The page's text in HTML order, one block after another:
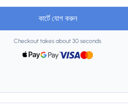
কার্টে যোগ করুন
Checkout takes about 30 seconds.